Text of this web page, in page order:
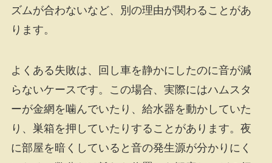
ズムが合わないなど、別の理由が関わることがあ
ります。
よくある失敗は、回し車を静かにしたのに音が減
らないケースです。この場合、実際にはハムスタ
ーが金網を噛んでいたり、給水器を動かしていた
り、巣箱を押していたりすることがあります。夜
に部屋を暗くしていると音の発生源が分かりにく